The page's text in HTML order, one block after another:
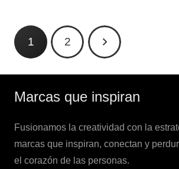
1 2
Marcas que inspiran
Fusionamos la creatividad con la
marcas que inspiran, conectan y
el corazón de las personas.